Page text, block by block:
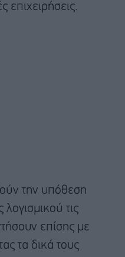
επιχειρήσεις.
την υπόθεση
λογισμικού τις
επίσης με
τα δικά τους